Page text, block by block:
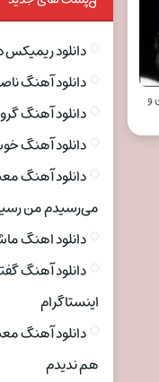
و
دانلود
دانلود آهنگ
دانلود آهنگ
دانلود آهنگ
دانلود آهنگ
می‌رسیدم من
دانلود اهنگ
دانلود آهنگ
اینستاگرام
دانلود آهنگ
هم ندیدم